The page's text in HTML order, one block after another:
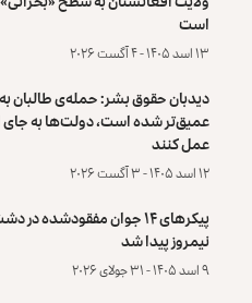
است
۱۳ اسد ۱۴۰۵ - ۴ آگست ۲۰۲۶
دیدبان حقوق بشر: حمله‌ی طالبان
عمیق‌تر شده است، دولت‌ها به جای
عمل کنند
۱۲ اسد ۱۴۰۵ - ۳ آگست ۲۰۲۶
پیکرهای ۱۴ جوان مفقودشده
نیمروز پیدا شد
۹ اسد ۱۴۰۵ - ۳۱ جولای ۲۰۲۶